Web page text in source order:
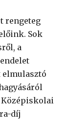
rengeteg
Sok
a
elmulasztó
Középiskolai
díj